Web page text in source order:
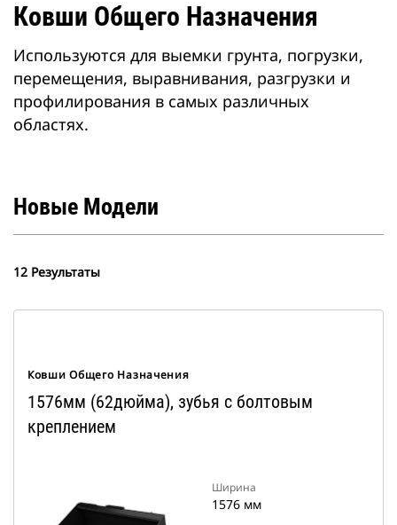
Ковши Общего Назначения
Используются для выемки грунта, погрузки,
перемещения, выравнивания, разгрузки и
профилирования в самых различных
областях.
Новые Модели
12 Результаты
Ковши Общего Назначения
1576мм (62дюйма), зубья с болтовым
креплением
Ширина
1576 мм